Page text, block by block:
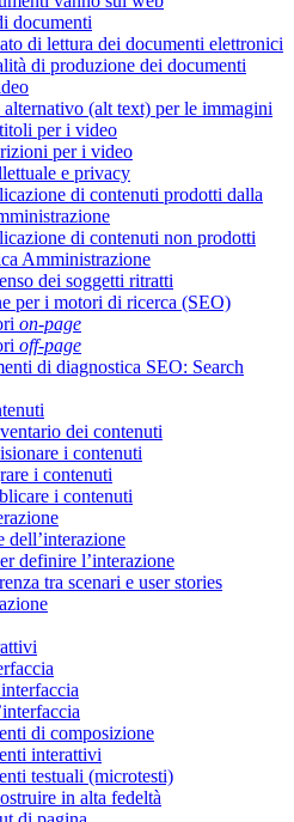
documenti
di lettura dei documenti elettronici
di produzione dei documenti
alternativo (alt text) per le immagini
per i video
per i video
e privacy
di contenuti prodotti dalla
di contenuti non prodotti
Amministrazione
dei soggetti ritratti
per i motori di ricerca (SEO)
on-page
off-page
di diagnostica SEO: Search
dei contenuti
i contenuti
i contenuti
i contenuti
dell’interazione
definire l’interazione
tra scenari e user stories
di composizione
interattivi
testuali (microtesti)
in alta fedeltà